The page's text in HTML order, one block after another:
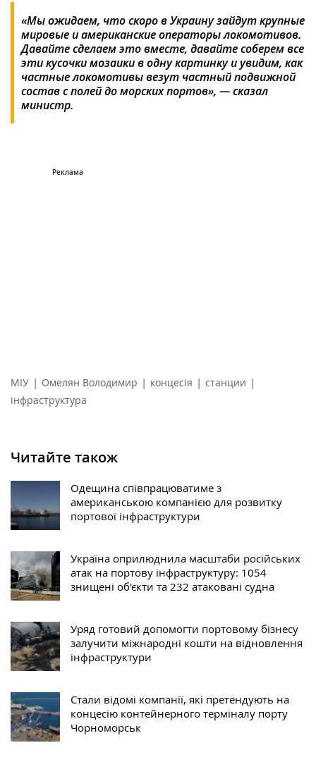
«Мы ожидаем, что скоро в Украину зайдут крупные
мировые и американские операторы локомотивов.
Давайте сделаем это вместе, давайте соберем все
эти кусочки мозаики в одну картинку и увидим, как
частные локомотивы везут частный подвижной
состав с полей до морских портов», — сказал
министр.
МІУ | Омелян Володимир | концесія | станции |
інфраструктура
Читайте також
Одещина співпрацюватиме з
американською компанією для розвитку
портової інфраструктури
Україна оприлюднила масштаби російських
атак на портову інфраструктуру: 1054
знищені об'єкти та 232 атаковані судна
Уряд готовий допомогти портовому бізнесу
залучити міжнародні кошти на відновлення
інфраструктури
Стали відомі компанії, які претендують на
концесію контейнерного терміналу порту
Чорноморськ